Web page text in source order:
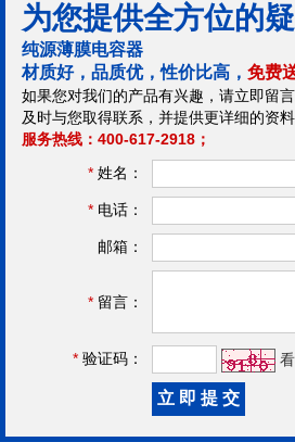
为您提供全方位的
纯源薄膜电容器
材质好，品质优，性价比高， 免费
如果您对我们的产品有兴趣，请立即留
及时与您取得联系，并提供更详细的资料
服务热线：400-617-2918；
* 姓名：
* 电话：
邮箱：
* 留言：
* 验证码：